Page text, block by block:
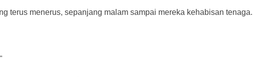
terus menerus, sepanjang malam sampai mereka kehabisan tenaga.